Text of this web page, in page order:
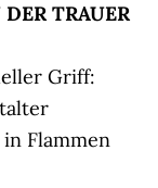
TRAUER
Griff:
Flammen